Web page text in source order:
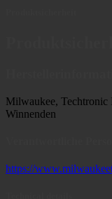
Milwaukee, Techtronic
Winnenden
https://